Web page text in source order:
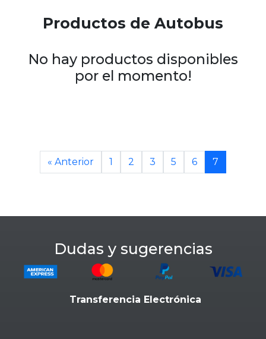
Productos de Autobus
No hay productos disponibles
por el momento!
« Anterior 1 2 3 5 6 7
Dudas y sugerencias
Transferencia Electrónica